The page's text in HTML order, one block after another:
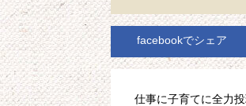
facebookでシェア
仕事に子育てに全力